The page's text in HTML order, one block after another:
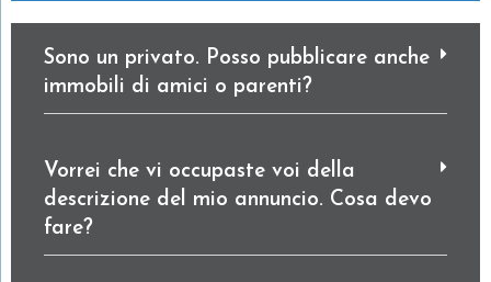
Sono un privato. Posso pubblicare anche
immobili di amici o parenti?
Vorrei che vi occupaste voi della
descrizione del mio annuncio. Cosa devo
fare?